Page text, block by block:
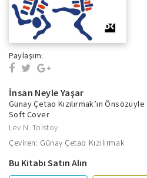
Paylaşım:
İnsan Neyle Yaşar
Günay Çetao Kızılırmak’ın Önsözüyle
Soft Cover
Lev N. Tolstoy
Çeviren: Günay Çetao Kızılırmak
Bu Kitabı Satın Alın